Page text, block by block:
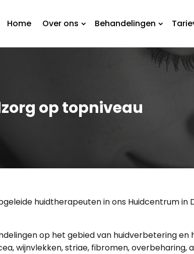
Home Over ons Behandelingen
op topniveau
huidtherapeuten in ons Huidcentrum in
op het gebied van huidverbetering en
wijnvlekken, striae, fibromen, overbeharing,